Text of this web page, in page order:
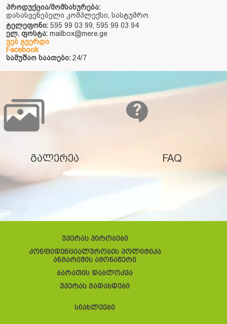
პროდუქცია/მომსახურება:
დასასვენებელი კომპლექსი, სასტუმრო.
ტელეფონი: 595 99 03 99; 595 99 03 94
ელ. ფოსტა: mailbox@mere.ge
ვებ გვერდი
Facebook
სამუშაო საათები: 24/7
გალერეა FAQ
უპერას პირობები
კონფიდენციალურობის პოლიტიკა
ანგარიშის ამონაწერი
ბარათის დაბლოკვა
უპერას გადახდები
სიახლეები